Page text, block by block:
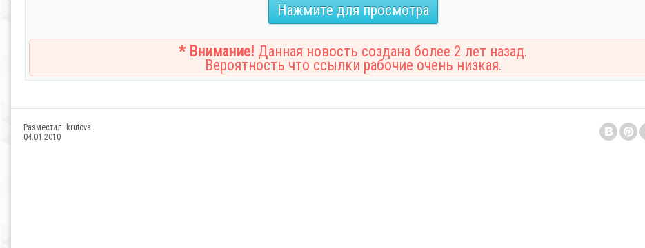
Нажмите для просмотра
* Внимание! Данная новость создана более 2 лет назад.
Вероятность что ссылки рабочие очень низкая.
Разместил: krutova
04.01.2010